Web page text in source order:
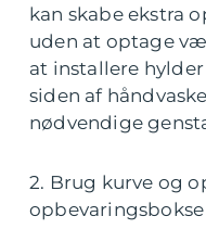
kan skabe ekstra
uden at optage
at installere
siden af
nødvendige
2. Brug kurve og